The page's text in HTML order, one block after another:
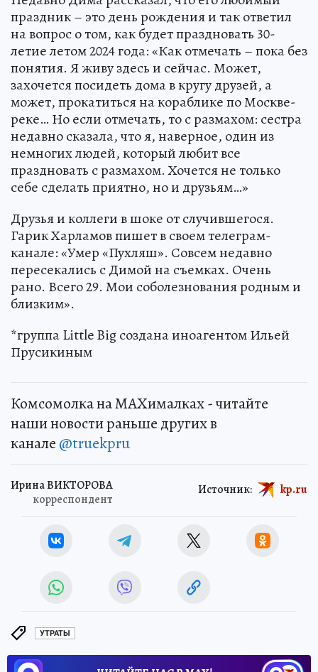
праздник – это день рождения и так ответил
на вопрос о том, как будет праздновать 30-
летие летом 2024 года: «Как отмечать – пока без
понятия. Я живу здесь и сейчас. Может,
захочется посидеть дома в кругу друзей, а
может, прокатиться на кораблике по Москве-
реке… Но если отмечать, то с размахом: сестра
недавно сказала, что я, наверное, один из
немногих людей, который любит все
праздновать с размахом. Хочется не только
себе сделать приятно, но и друзьям…»
Друзья и коллеги в шоке от случившегося.
Гарик Харламов пишет в своем телеграм-
канале: «Умер «Пухляш». Совсем недавно
пересекались с Димой на съемках. Очень
рано. Всего 29. Мои соболезнования родным и
близким».
*группа Little Big создана иноагентом Ильей
Прусикиным
Комсомолка на MAXималках - читайте
наши новости раньше других в
канале @truekpru
Ирина ВИКТОРОВА
корреспондент
Источник: kp.ru
УТРАТЫ